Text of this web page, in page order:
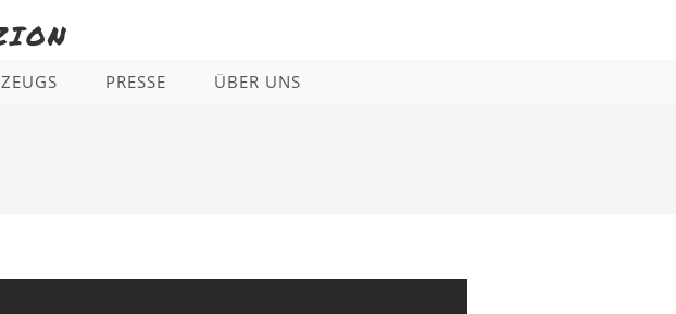
ZEUGS PRESSE ÜBER UNS